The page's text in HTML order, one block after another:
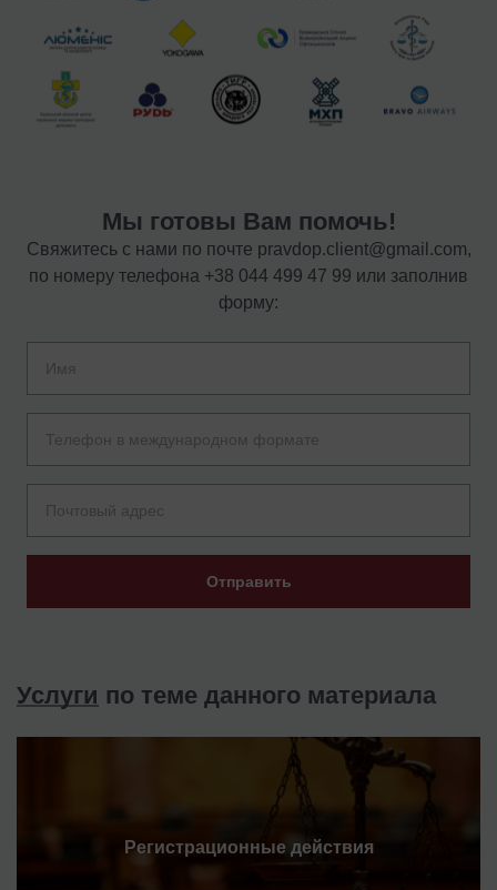
Мы готовы Вам помочь!
Свяжитесь с нами по почте pravdop.client@gmail.com,
по номеру телефона +38 044 499 47 99 или заполнив
форму:
Отправить
Услуги по теме данного материала
Регистрационные действия